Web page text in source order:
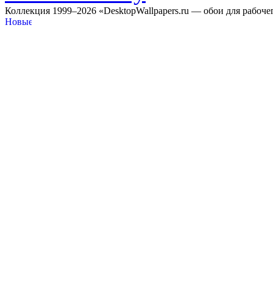
Коллекция 1999–2026 «DesktopWallpapers.ru — обои для